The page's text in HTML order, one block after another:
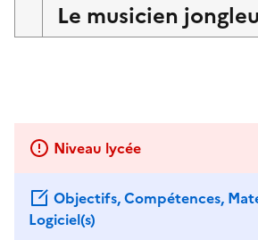
Le musicien
Niveau lycée
Objectifs, Compétences,
Logiciel(s)